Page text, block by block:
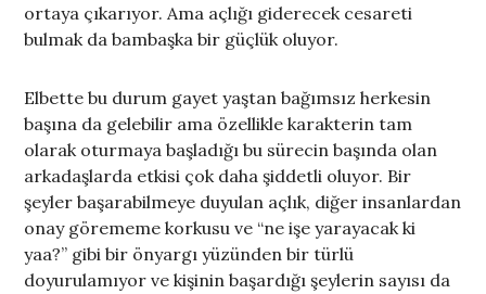
ortaya çıkarıyor. Ama açlığı giderecek cesareti
bulmak da bambaşka bir güçlük oluyor.
Elbette bu durum gayet yaştan bağımsız herkesin
başına da gelebilir ama özellikle karakterin tam
olarak oturmaya başladığı bu sürecin başında olan
arkadaşlarda etkisi çok daha şiddetli oluyor. Bir
şeyler başarabilmeye duyulan açlık, diğer insanlardan
onay görememe korkusu ve “ne işe yarayacak ki
yaa?” gibi bir önyargı yüzünden bir türlü
doyurulamıyor ve kişinin başardığı şeylerin sayısı da